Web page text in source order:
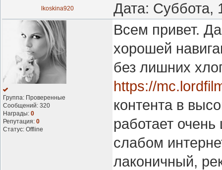
lkoskina920 Дата: Суббота,
Группа: Проверенные
Сообщений: 320
Награды: 0
Репутация: 0
Статус: Offline
Всем привет.
хорошей
без лишних
https://
контента в
работает
слабом
лаконичный,